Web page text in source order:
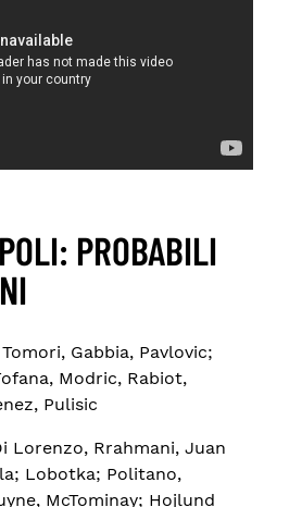
PROBABILI
Gabbia, Pavlovic;
Modric, Rabiot,
Pulisic
Lorenzo, Rrahmani, Juan
Lobotka; Politano,
McTominay; Hojlund